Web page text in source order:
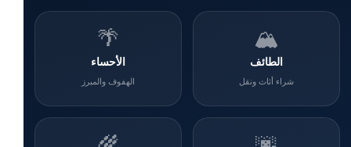
🏔️
الطائف
شراء أثاث ونقل
🌴
الأحساء
الهفوف والمبرز